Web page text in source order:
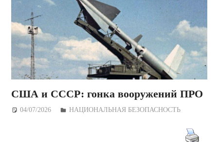
США и СССР: гонка вооружений ПРО
04/07/2026 Дежурный по Редакции
НАЦИОНАЛЬНАЯ БЕЗОПАСНОСТЬ